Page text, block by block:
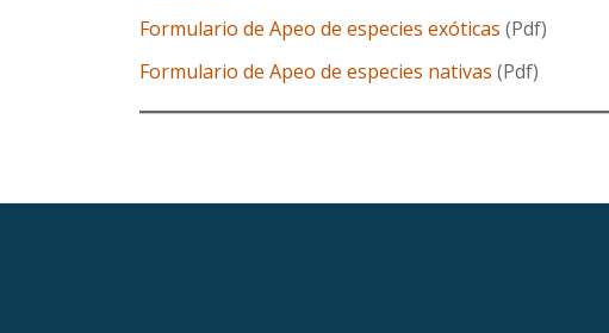
Formulario de Apeo de especies exóticas (Pdf)
Formulario de Apeo de especies nativas (Pdf)